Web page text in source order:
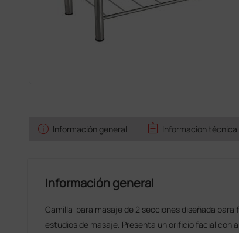
info Información general assignment Información técnica
Información general
Camilla para masaje de 2 secciones diseñada
estudios de masaje. Presenta un orificio facial con